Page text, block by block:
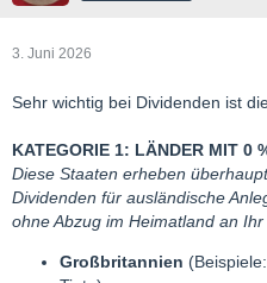
3. Juni 2026
Sehr wichtig bei Dividenden ist
KATEGORIE 1: LÄNDER MIT 0
Diese Staaten erheben
Dividenden für ausländische
ohne Abzug im Heimatland an
Großbritannien